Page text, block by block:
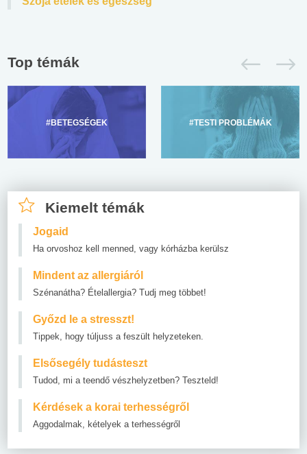
Top témák
#BETEGSÉGEK #TESTI PROBLÉMÁK
Kiemelt témák
Jogaid
Ha orvoshoz kell menned, vagy kórházba kerülsz
Mindent az allergiáról
Szénanátha? Ételallergia? Tudj meg többet!
Győzd le a stresszt!
Tippek, hogy túljuss a feszült helyzeteken.
Elsősegély tudásteszt
Tudod, mi a teendő vészhelyzetben? Teszteld!
Kérdések a korai terhességről
Aggodalmak, kételyek a terhességről